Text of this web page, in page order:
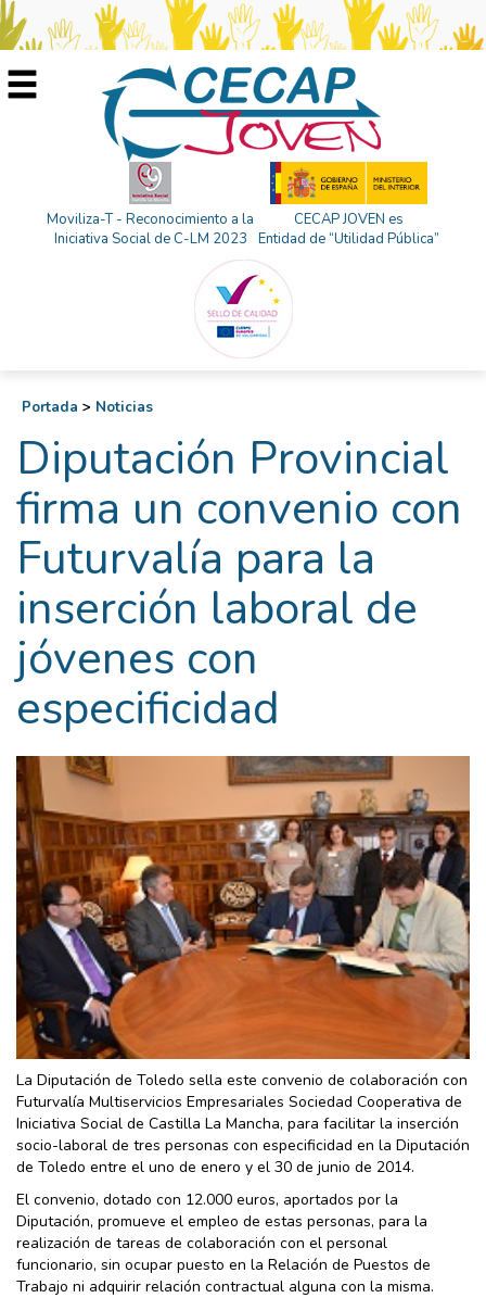
Moviliza-T - Reconocimiento a la
Iniciativa Social de C-LM 2023
CECAP JOVEN es
Entidad de “Utilidad Pública”
Portada > Noticias
Diputación Provincial
firma un convenio con
Futurvalía para la
inserción laboral de
jóvenes con
especificidad
La Diputación de Toledo sella este convenio de colaboración con
Futurvalía Multiservicios Empresariales Sociedad Cooperativa de
Iniciativa Social de Castilla La Mancha, para facilitar la inserción
socio-laboral de tres personas con especificidad en la Diputación
de Toledo entre el uno de enero y el 30 de junio de 2014.
El convenio, dotado con 12.000 euros, aportados por la
Diputación, promueve el empleo de estas personas, para la
realización de tareas de colaboración con el personal
funcionario, sin ocupar puesto en la Relación de Puestos de
Trabajo ni adquirir relación contractual alguna con la misma.